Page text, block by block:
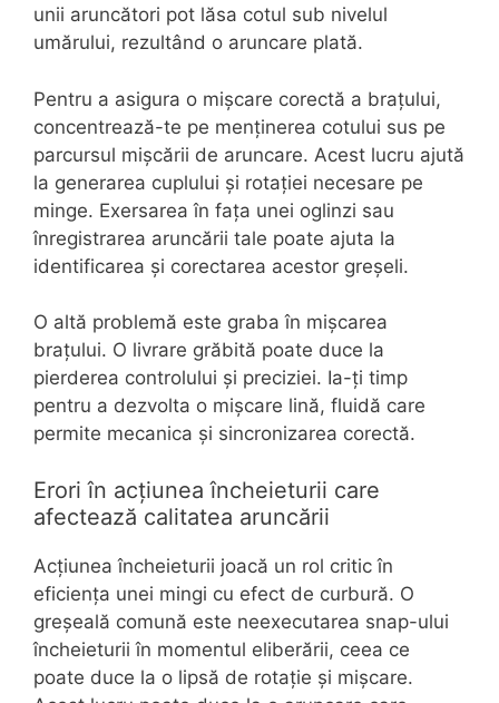
unii aruncători pot lăsa cotul sub nivelul
umărului, rezultând o aruncare plată.
Pentru a asigura o mișcare corectă a brațului,
concentrează-te pe menținerea cotului sus pe
parcursul mișcării de aruncare. Acest lucru ajută
la generarea cuplului și rotației necesare pe
minge. Exersarea în fața unei oglinzi sau
înregistrarea aruncării tale poate ajuta la
identificarea și corectarea acestor greșeli.
O altă problemă este graba în mișcarea
brațului. O livrare grăbită poate duce la
pierderea controlului și preciziei. Ia-ți timp
pentru a dezvolta o mișcare lină, fluidă care
permite mecanica și sincronizarea corectă.
Erori în acțiunea încheieturii care
afectează calitatea aruncării
Acțiunea încheieturii joacă un rol critic în
eficiența unei mingi cu efect de curbură. O
greșeală comună este neexecutarea snap-ului
încheieturii în momentul eliberării, ceea ce
poate duce la o lipsă de rotație și mișcare.